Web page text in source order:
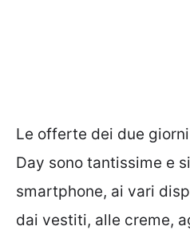
Le offerte dei due
Day sono tantissime e
smartphone, ai vari
dai vestiti, alle creme,